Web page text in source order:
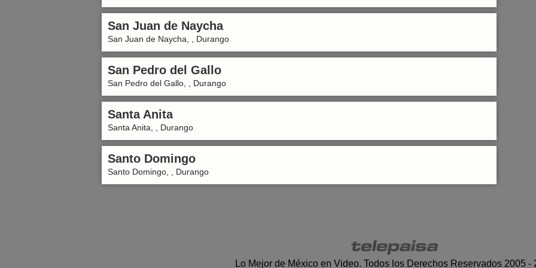
San Juan de Naycha
San Juan de Naycha, , Durango
San Pedro del Gallo
San Pedro del Gallo, , Durango
Santa Anita
Santa Anita, , Durango
Santo Domingo
Santo Domingo, , Durango
Lo Mejor de México en Video. Todos los Derechos Reservados 2005 -